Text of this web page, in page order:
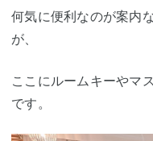
何気に便利なのが案内
が、
ここにルームキーやマ
です。